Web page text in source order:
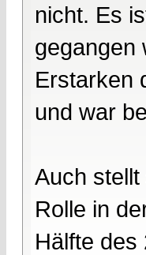
nicht. Es
gegangen
Erstarken
und war
Auch
Rolle in
Hälfte des